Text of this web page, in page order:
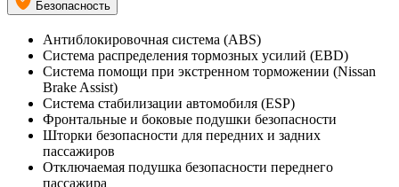
Безопасность
Антиблокировочная система (ABS)
Система распределения тормозных усилий (EBD)
Система помощи при экстренном торможении (Nissan
Brake Assist)
Система стабилизации автомобиля (ESP)
Фронтальные и боковые подушки безопасности
Шторки безопасности для передних и задних
пассажиров
Отключаемая подушка безопасности переднего
пассажира